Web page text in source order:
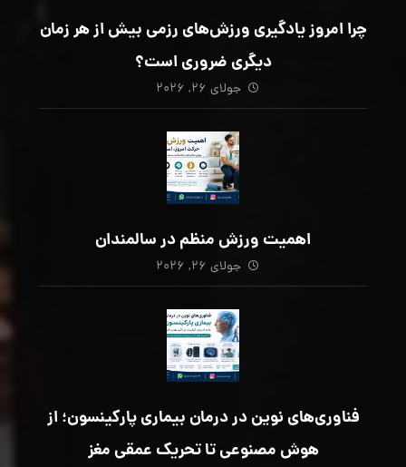
چرا امروز یادگیری ورزش‌های رزمی بیش از هر زمان
دیگری ضروری است؟
جولای ۲۶, ۲۰۲۶
اهمیت ورزش منظم در سالمندان
جولای ۲۶, ۲۰۲۶
فناوری‌های نوین در درمان بیماری پارکینسون؛ از
هوش مصنوعی تا تحریک عمقی مغز